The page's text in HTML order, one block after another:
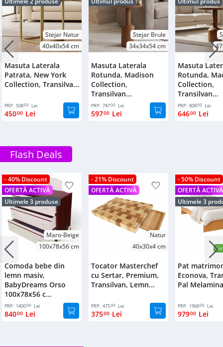
Stejar Natur
40x40x54 cm
Masuta Laterala
Patrata, New York
Collection, Transilva...
PRP: 50800 Lei
45000 Lei
Stejar Brule
34x34x54 cm
Masuta Laterala
Rotunda, Madison
Collection,
Transilvan...
PRP: 74700 Lei
59700 Lei
Masuta
Rotunda,
Collection,
Transilvan...
PRP: 80800 Lei
64600 Lei
Flash Deals
- 40% Discount
OFERTĂ ACTIVĂ
Ultimele 3 produse
Maro-Beige
100x78x56 cm
Comoda bebe din
lemn masiv,
BabyDreams Orso
100x78x56 c...
PRP: 140000 Lei
84000 Lei
- 21% Discount
OFERTĂ ACTIVĂ
Natur
40x30x4 cm
Tocator Masterchef
cu Sertar, Premium,
Transilvan, Lemn...
PRP: 47500 Lei
37500 Lei
- 50% Discount
OFERTĂ ACTIVĂ
Ultimele 3
Pat
Econova,
Pal
PRP: 196800 Lei
97900 Lei